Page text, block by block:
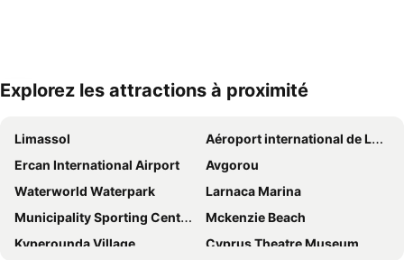
Explorez les attractions à proximité
Limassol
Aéroport international de Larnaca
Ercan International Airport
Avgorou
Waterworld Waterpark
Larnaca Marina
Municipality Sporting Center of Strovolos
Mckenzie Beach
Kyperounda Village
Cyprus Theatre Museum